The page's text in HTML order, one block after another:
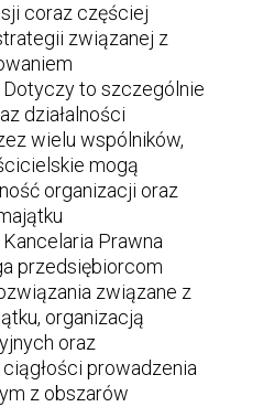
coraz częściej
związanej z
to szczególnie
działalności
wielu wspólników,
mogą
organizacji oraz
Prawna
przedsiębiorcom
związane z
organizacją
oraz
prowadzenia
z obszarów